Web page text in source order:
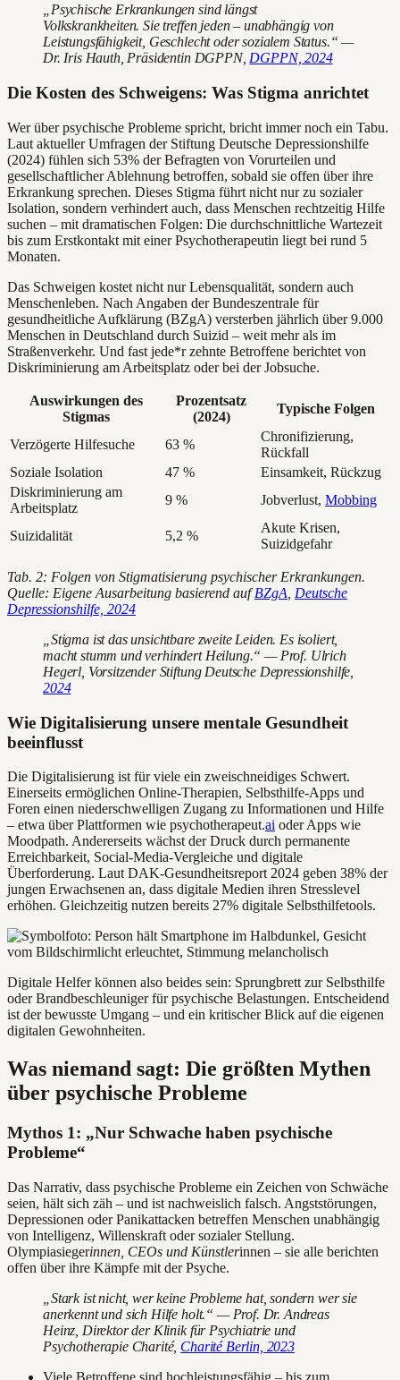
„Psychische Erkrankungen sind längst
Volkskrankheiten. Sie treffen jeden – unabhängig von
Leistungsfähigkeit, Geschlecht oder sozialem Status.“ —
Dr. Iris Hauth, Präsidentin DGPPN, DGPPN, 2024
Die Kosten des Schweigens: Was Stigma anrichtet
Wer über psychische Probleme spricht, bricht immer noch ein Tabu.
Laut aktueller Umfragen der Stiftung Deutsche Depressionshilfe
(2024) fühlen sich 53% der Befragten von Vorurteilen und
gesellschaftlicher Ablehnung betroffen, sobald sie offen über ihre
Erkrankung sprechen. Dieses Stigma führt nicht nur zu sozialer
Isolation, sondern verhindert auch, dass Menschen rechtzeitig Hilfe
suchen – mit dramatischen Folgen: Die durchschnittliche Wartezeit
bis zum Erstkontakt mit einer Psychotherapeutin liegt bei rund 5
Monaten.
Das Schweigen kostet nicht nur Lebensqualität, sondern auch
Menschenleben. Nach Angaben der Bundeszentrale für
gesundheitliche Aufklärung (BZgA) versterben jährlich über 9.000
Menschen in Deutschland durch Suizid – weit mehr als im
Straßenverkehr. Und fast jede*r zehnte Betroffene berichtet von
Diskriminierung am Arbeitsplatz oder bei der Jobsuche.
Auswirkungen des
Stigmas
Prozentsatz
(2024)
Typische Folgen
Verzögerte Hilfesuche 63 %
Chronifizierung,
Rückfall
Soziale Isolation
47 %
Einsamkeit, Rückzug
Diskriminierung am
Arbeitsplatz
9 % Jobverlust, Mobbing
Suizidalität 5,2 %
Akute Krisen,
Suizidgefahr
Tab. 2: Folgen von Stigmatisierung psychischer Erkrankungen.
Quelle: Eigene Ausarbeitung basierend aufBZgA Deutsche
Depressionshilfe, 2024
„Stigma ist das unsichtbare zweite Leiden. Es isoliert,
macht stumm und verhindert Heilung.“ — Prof. Ulrich
Hegerl, Vorsitzender Stiftung Deutsche Depressionshilfe,
2024
Wie Digitalisierung unsere mentale Gesundheit
beeinflusst
Die Digitalisierung ist für viele ein zweischneidiges Schwert.
Einerseits ermöglichen Online-Therapien, Selbsthilfe-Apps und
Foren einen niederschwelligen Zugang zu Informationen und Hilfe
– etwa über Plattformen wie psychotherapeut.ai oder Apps wie
Moodpath. Andererseits wächst der Druck durch permanente
Erreichbarkeit, Social-Media-Vergleiche und digitale
Überforderung. Laut DAK-Gesundheitsreport 2024 geben 38% der
jungen Erwachsenen an, dass digitale Medien ihren Stresslevel
erhöhen. Gleichzeitig nutzen bereits 27% digitale Selbsthilfetools.
Digitale Helfer können also beides sein: Sprungbrett zur Selbsthilfe
oder Brandbeschleuniger für psychische Belastungen. Entscheidend
ist der bewusste Umgang – und ein kritischer Blick auf die eigenen
digitalen Gewohnheiten.
Was niemand sagt: Die größten Mythen
über psychische Probleme
Mythos 1: „Nur Schwache haben psychische
Probleme“
Das Narrativ, dass psychische Probleme ein Zeichen von Schwäche
seien, hält sich zäh – und ist nachweislich falsch. Angststörungen,
Depressionen oder Panikattacken betreffen Menschen unabhängig
von Intelligenz, Willenskraft oder sozialer Stellung.
Olympiasiegerinnen, CEOs und Künstlerinnen – sie alle berichten
offen über ihre Kämpfe mit der Psyche.
„Stark ist nicht, wer keine Probleme hat, sondern wer sie
anerkennt und sich Hilfe holt.“ — Prof. Dr. Andreas
Heinz, Direktor der Klinik für Psychiatrie und
Psychotherapie Charité, Charité Berlin, 2023
Viele Betroffene sind hochleistungsfähig – bis zum